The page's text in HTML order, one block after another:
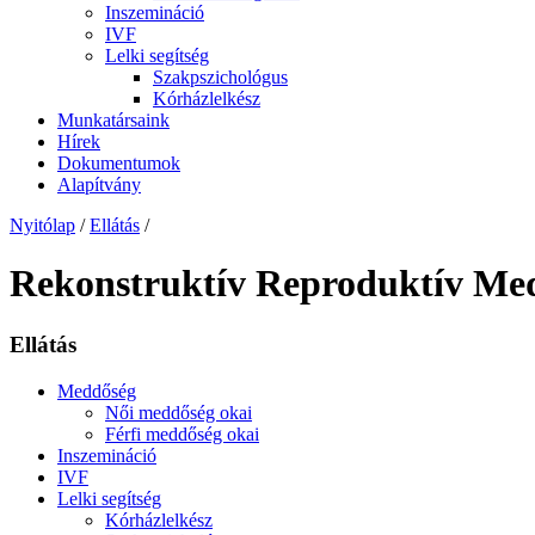
Inszemináció
IVF
Lelki segítség
Szakpszichológus
Kórházlelkész
Munkatársaink
Hírek
Dokumentumok
Alapítvány
Nyitólap / Ellátás /
Rekonstruktív Reproduktív
Ellátás
Meddőség
Női meddőség okai
Férfi meddőség okai
Inszemináció
IVF
Lelki segítség
Kórházlelkész